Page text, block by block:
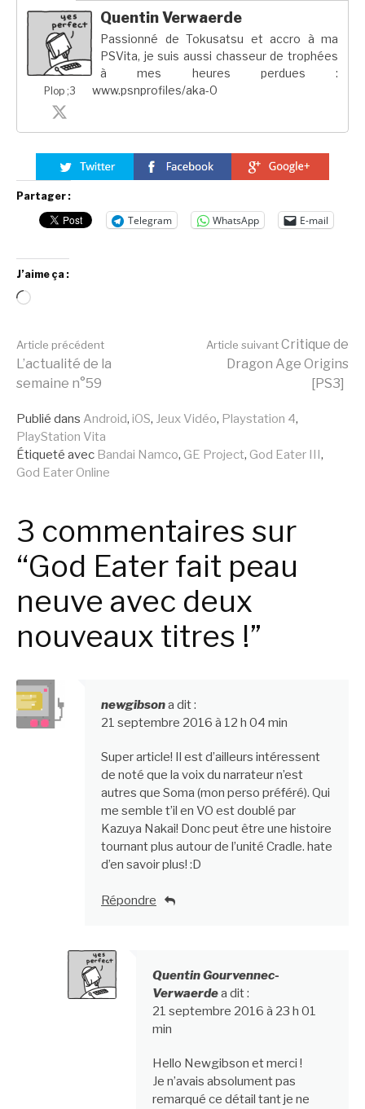
Plop ;3
Quentin Verwaerde
Passionné de Tokusatsu et accro à ma
PSVita, je suis aussi chasseur de trophées
à mes heures perdues :
www.psnprofiles/aka-0
Partager :
Telegram WhatsApp E-mail
J’aime ça :
Chargement…
Lire
la
suite
Article précédent
L’actualité de la
semaine n°59
Article suivantCritique de
Dragon Age Origins
[PS3]
Publié dans Android, iOS, Jeux Vidéo, Playstation 4,
PlayStation Vita
Étiqueté avec Bandai Namco, GE Project, God Eater III,
God Eater Online
3 commentaires sur
“God Eater fait peau
neuve avec deux
nouveaux titres !”
newgibsona dit :
21 septembre 2016 à 12 h 04 min
Super article! Il est d’ailleurs intéressent
de noté que la voix du narrateur n’est
autres que Soma (mon perso préféré). Qui
me semble t’il en VO est doublé par
Kazuya Nakai! Donc peut être une histoire
tournant plus autour de l’unité Cradle. hate
d’en savoir plus! :D
Répondre
Quentin Gourvennec-
Verwaerdea dit :
21 septembre 2016 à 23 h 01
min
Hello Newgibson et merci !
Je n’avais absolument pas
remarqué ce détail tant je ne